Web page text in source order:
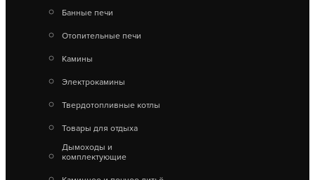
PROFESSIONAL OPTIMA GRILL
17 280
Банные печи
Отопительные печи
Камины
Электрокамины
Твердотопливные котлы
Товары для отдыха
Дымоходы и
комплектующие